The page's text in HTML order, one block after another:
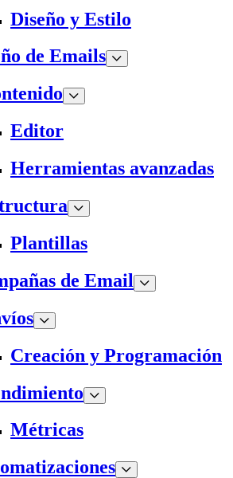
Diseño y Estilo
de Emails
Editor
Herramientas avanzadas
Plantillas
de Email
Creación y Programación
Métricas